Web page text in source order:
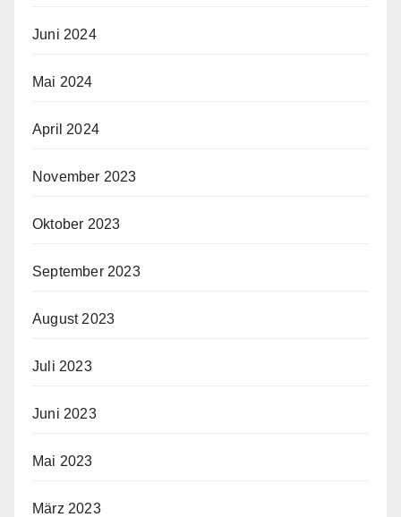
Juni 2024
Mai 2024
April 2024
November 2023
Oktober 2023
September 2023
August 2023
Juli 2023
Juni 2023
Mai 2023
März 2023